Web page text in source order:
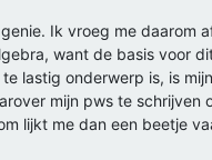
Ik vroeg me daarom
want de basis voor
lastig onderwerp is, is
mijn pws te
lijkt me dan een beetje